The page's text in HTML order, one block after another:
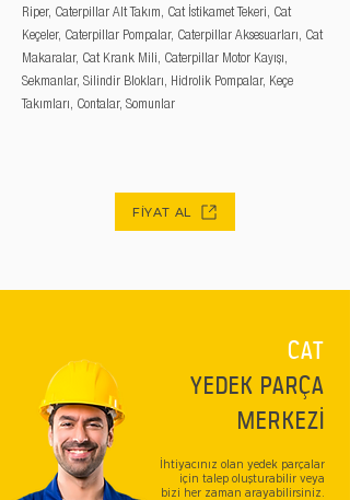
Riper, Caterpillar Alt Takım, Cat İstikamet Tekeri, Cat
Keçeler, Caterpillar Pompalar, Caterpillar Aksesuarları, Cat
Makaralar, Cat Krank Mili, Caterpillar Motor Kayışı,
Sekmanlar, Silindir Blokları, Hidrolik Pompalar, Keçe
Takımları, Contalar, Somunlar
FİYAT AL
CAT
YEDEK PARÇA
MERKEZİ
İhtiyacınız olan yedek parçalar
için talep oluşturabilir veya
bizi her zaman arayabilirsiniz.